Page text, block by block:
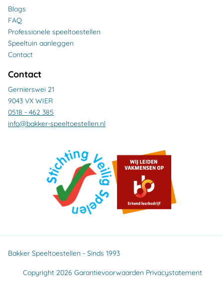
Blogs
FAQ
Professionele speeltoestellen
Speeltuin aanleggen
Contact
Contact
Gernierswei 21
9043 VX WIER
0518 - 462 385
info@bakker-speeltoestellen.nl
Bakker Speeltoestellen - Sinds 1993
Copyright 2026 Garantievoorwaarden Privacystatement